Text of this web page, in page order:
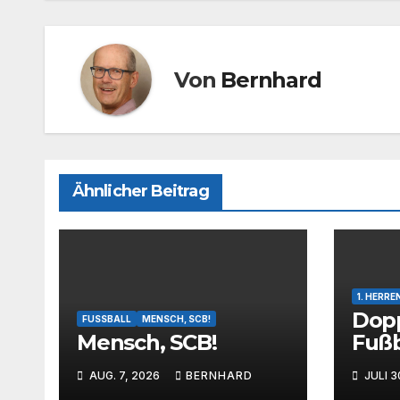
k
Von Bernhard
Ähnlicher Beitrag
FUSSBALL MENSCH, SCB!
Mensch, SCB!
AUG. 7, 2026 BERNHARD
1. HERREN
JULI